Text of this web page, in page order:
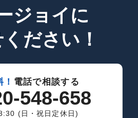
ジョイに
ださい！
電話で相談する
548-658
(日・祝日定休日)